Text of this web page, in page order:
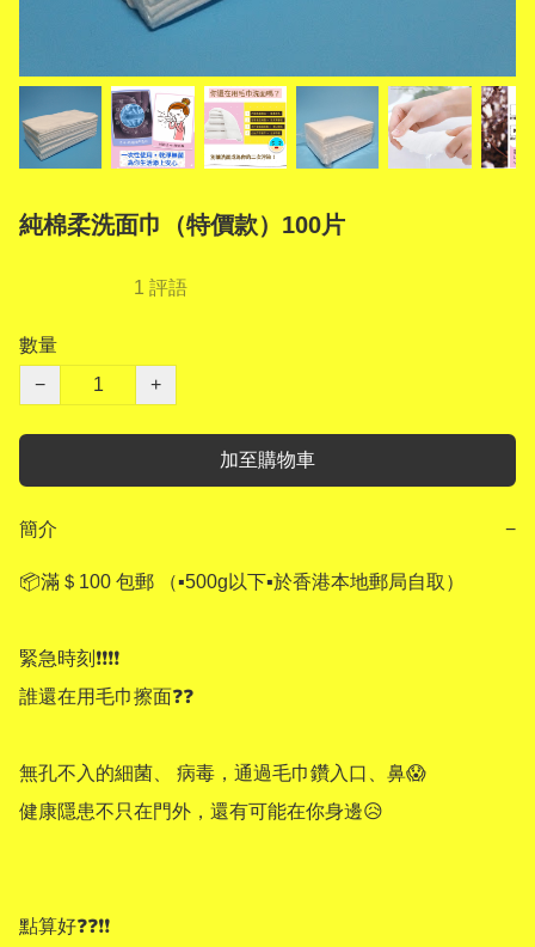
純棉柔洗面巾（特價款）100片
1 評語
數量
−
+
加至購物車
簡介 −
📦滿＄100 包郵 （▪500g以下▪於香港本地郵局自取）
緊急時刻❗❗❗❗
誰還在用毛巾擦面❓❓
無孔不入的細菌、 病毒，通過毛巾鑽入口、鼻😱
健康隱患不只在門外，還有可能在你身邊😥
點算好❓❓❗❗